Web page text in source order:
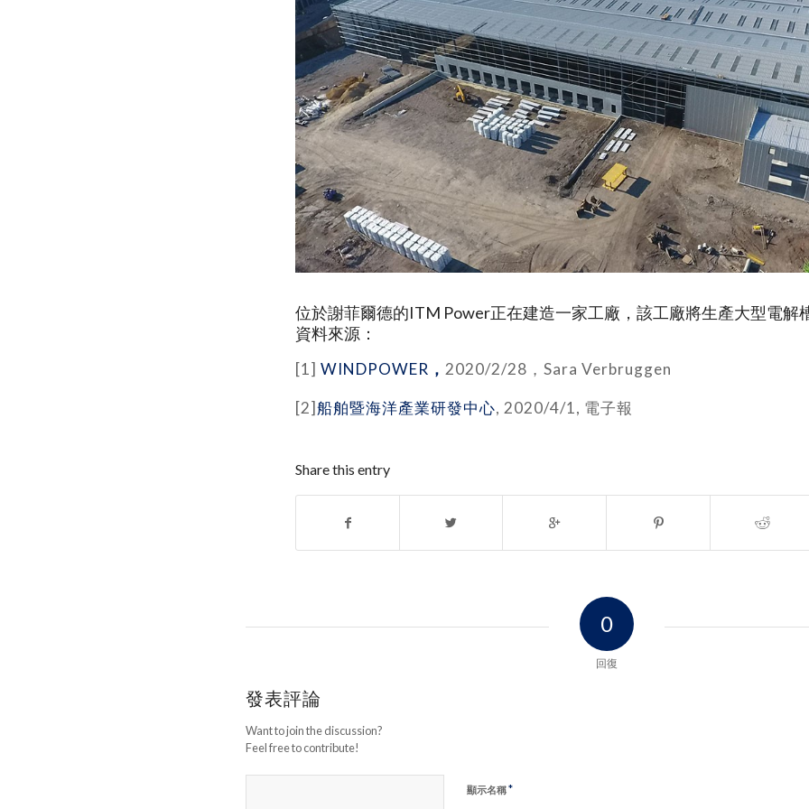
位於謝菲爾德的ITM Power正在建造一家工廠，該工廠將生產大型電解
資料來源：
[1] WINDPOWER ， 2020/2/28，Sara Verbruggen
[2]船舶暨海洋產業研發中心, 2020/4/1, 電子報
Share this entry
0
回復
發表評論
Want to join the discussion?
Feel free to contribute!
顯示名稱*